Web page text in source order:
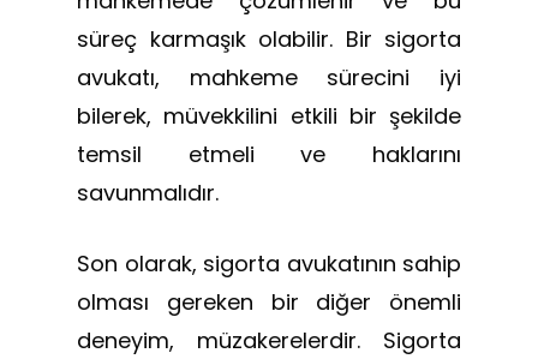
süreç karmaşık olabilir. Bir sigorta
avukatı, mahkeme sürecini iyi
bilerek, müvekkilini etkili bir şekilde
temsil etmeli ve haklarını
savunmalıdır.
Son olarak, sigorta avukatının sahip
olması gereken bir diğer önemli
deneyim, müzakerelerdir. Sigorta